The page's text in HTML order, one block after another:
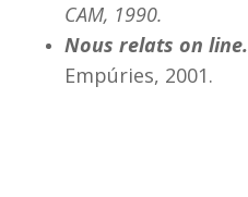
CAM, 1990.
Nous relats on line.
Empúries, 2001.